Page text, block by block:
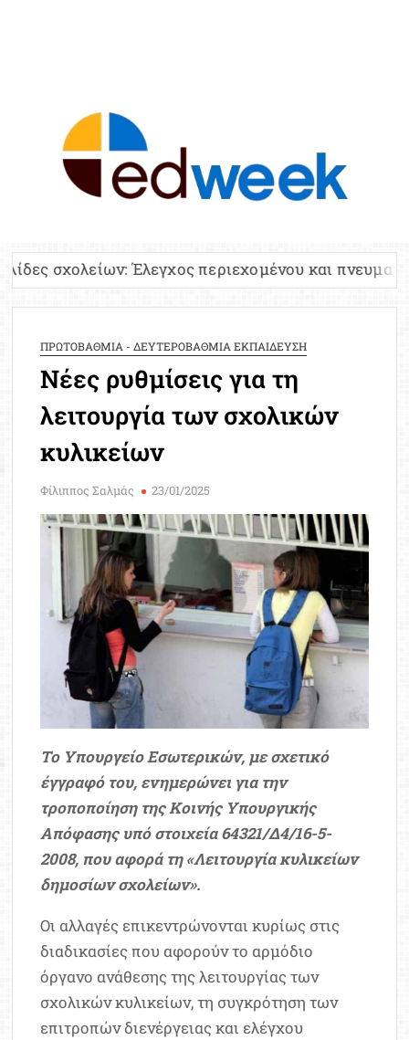
Έλεγχος περιεχομένου και πνευματικών
ΠΡΩΤΟΒΑΘΜΙΑ - ΔΕΥΤΕΡΟΒΑΘΜΙΑ ΕΚΠΑΙΔΕΥΣΗ
Νέες ρυθμίσεις για τη
λειτουργία των σχολικών
κυλικείων
Φίλιππος Σαλμάς 23/01/2025
Το Υπουργείο Εσωτερικών, με σχετικό
έγγραφό του, ενημερώνει για την
τροποποίηση της Κοινής Υπουργικής
Απόφασης υπό στοιχεία 64321/Δ4/16-5-
2008, που αφορά τη «Λειτουργία κυλικείων
δημοσίων σχολείων».
Οι αλλαγές επικεντρώνονται κυρίως στις
διαδικασίες που αφορούν το αρμόδιο
όργανο ανάθεσης της λειτουργίας των
σχολικών κυλικείων, τη συγκρότηση των
επιτροπών διενέργειας και ελέγχου